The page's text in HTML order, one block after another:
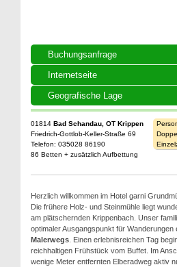
Buchungsanfrage
Internetseite
Geografische Lage
01814 Bad Schandau, OT Krippen
Friedrich-Gottlob-Keller-Straße 69
Telefon: 035028 86190
86 Betten + zusätzlich Aufbettung
Herzlich willkommen im Hotel garni
Die frühere Holz- und Steinmühle liegt
am plätschernden Krippenbach. Unser
optimaler Ausgangspunkt für Wanderungen
Malerwegs . Einen erlebnisreichen Tag
reichhaltigen Frühstück vom Buffet. Im
wenige Meter entfernten Elberadweg aktiv